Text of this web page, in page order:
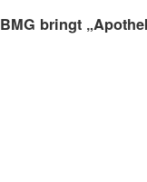
BMG bringt